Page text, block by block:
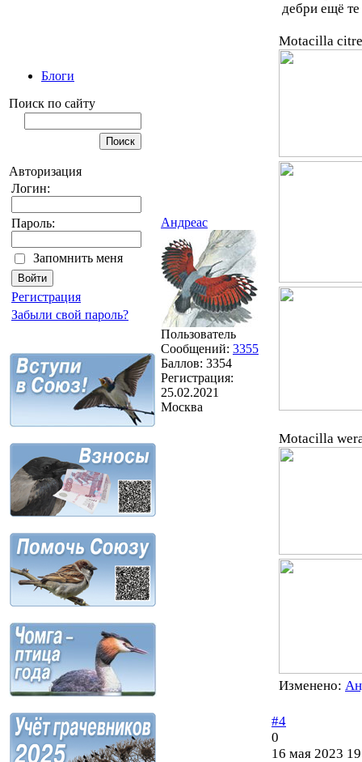
Блоги
Поиск по сайту
Авторизация
Логин:
Пароль:
Запомнить меня
Регистрация
Забыли свой пароль?
Андреас
Пользователь
Сообщений: 3355
Баллов: 3354
Регистрация:
25.02.2021
Москва
дебри ещё
Motacilla
Motacilla
Изменено:
#4
0
16 мая 2023